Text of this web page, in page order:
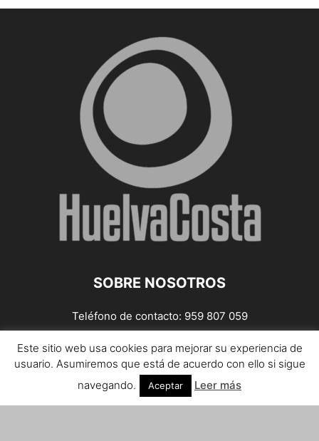
SOBRE NOSOTROS
Teléfono de contacto: 959 807 059
¡Anúnciate!
Envíanos tus notas de prensa a:prensa@huelvacosta.com
Contáctenos:info@huelvacosta.com
Este sitio web usa cookies para mejorar su experiencia de
usuario. Asumiremos que está de acuerdo con ello si sigue
navegando.
Aceptar Leer más